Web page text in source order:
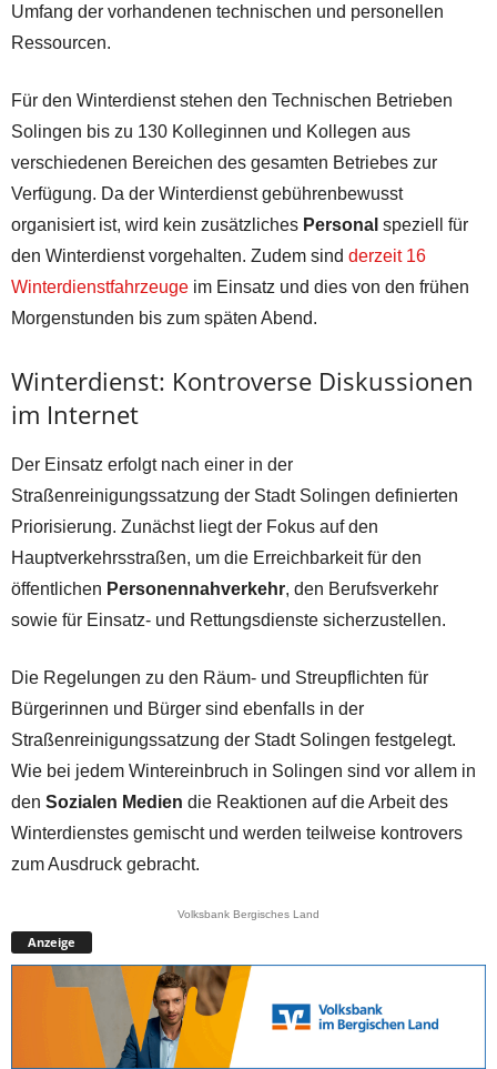
Umfang der vorhandenen technischen und personellen
Ressourcen.
Für den Winterdienst stehen den Technischen Betrieben
Solingen bis zu 130 Kolleginnen und Kollegen aus
verschiedenen Bereichen des gesamten Betriebes zur
Verfügung. Da der Winterdienst gebührenbewusst
organisiert ist, wird kein zusätzliches Personal speziell für
den Winterdienst vorgehalten. Zudem sind derzeit 16
Winterdienstfahrzeuge im Einsatz und dies von den frühen
Morgenstunden bis zum späten Abend.
Winterdienst: Kontroverse Diskussionen
im Internet
Der Einsatz erfolgt nach einer in der
Straßenreinigungssatzung der Stadt Solingen definierten
Priorisierung. Zunächst liegt der Fokus auf den
Hauptverkehrsstraßen, um die Erreichbarkeit für den
öffentlichen Personennahverkehr, den Berufsverkehr
sowie für Einsatz- und Rettungsdienste sicherzustellen.
Die Regelungen zu den Räum- und Streupflichten für
Bürgerinnen und Bürger sind ebenfalls in der
Straßenreinigungssatzung der Stadt Solingen festgelegt.
Wie bei jedem Wintereinbruch in Solingen sind vor allem in
den Sozialen Medien die Reaktionen auf die Arbeit des
Winterdienstes gemischt und werden teilweise kontrovers
zum Ausdruck gebracht.
Volksbank Bergisches Land
Anzeige